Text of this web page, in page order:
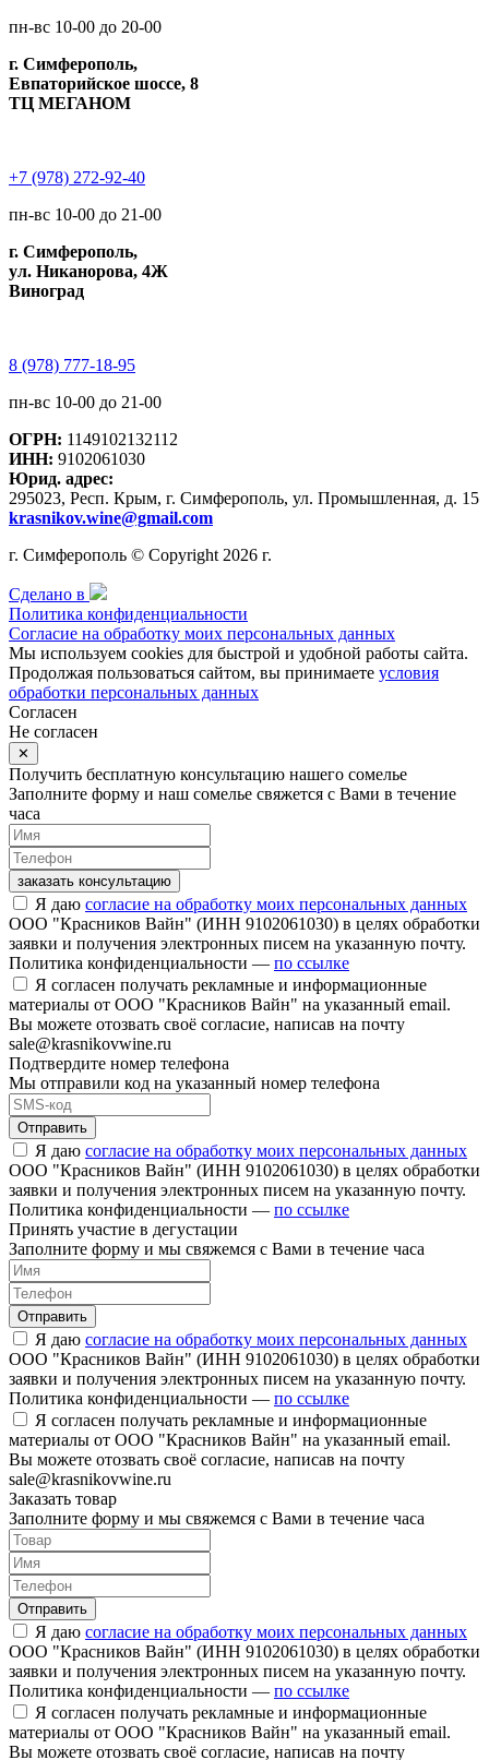
пн-вс 10-00 до 20-00
г. Симферополь,
Евпаторийское шоссе, 8
ТЦ МЕГАНОМ
+7 (978) 272-92-40
пн-вс 10-00 до 21-00
г. Симферополь,
ул. Никанорова, 4Ж
Виноград
8 (978) 777-18-95
пн-вс 10-00 до 21-00
ОГРН: 1149102132112
ИНН: 9102061030
Юрид. адрес:
295023, Респ. Крым, г. Симферополь, ул. Промышленная, д. 15
krasnikov.wine@gmail.com
г. Симферополь © Copyright 2026 г.
Сделано в
Политика конфиденциальности
Согласие на обработку моих персональных данных
Мы используем cookies для быстрой и удобной работы сайта.
Продолжая пользоваться сайтом, вы принимаете условия
обработки персональных данных
Согласен
Не согласен
✕
Получить бесплатную консультацию нашего сомелье
Заполните форму и наш сомелье свяжется с Вами в течение
часа
заказать консультацию
Я даю согласие на обработку моих персональных данных
ООО "Красников Вайн" (ИНН 9102061030) в целях обработки
заявки и получения электронных писем на указанную почту.
Политика конфиденциальности — по ссылке
Я согласен получать рекламные и информационные
материалы от ООО "Красников Вайн" на указанный email.
Вы можете отозвать своё согласие, написав на почту
sale@krasnikovwine.ru
Подтвердите номер телефона
Мы отправили код на указанный номер телефона
Отправить
Я даю согласие на обработку моих персональных данных
ООО "Красников Вайн" (ИНН 9102061030) в целях обработки
заявки и получения электронных писем на указанную почту.
Политика конфиденциальности — по ссылке
Принять участие в дегустации
Заполните форму и мы свяжемся с Вами в течение часа
Отправить
Я даю согласие на обработку моих персональных данных
ООО "Красников Вайн" (ИНН 9102061030) в целях обработки
заявки и получения электронных писем на указанную почту.
Политика конфиденциальности — по ссылке
Я согласен получать рекламные и информационные
материалы от ООО "Красников Вайн" на указанный email.
Вы можете отозвать своё согласие, написав на почту
sale@krasnikovwine.ru
Заказать товар
Заполните форму и мы свяжемся с Вами в течение часа
Отправить
Я даю согласие на обработку моих персональных данных
ООО "Красников Вайн" (ИНН 9102061030) в целях обработки
заявки и получения электронных писем на указанную почту.
Политика конфиденциальности — по ссылке
Я согласен получать рекламные и информационные
материалы от ООО "Красников Вайн" на указанный email.
Вы можете отозвать своё согласие, написав на почту